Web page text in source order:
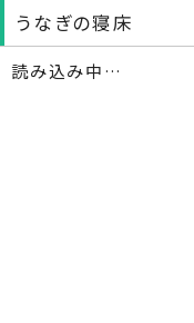
うなぎの寝床
読み込み中…